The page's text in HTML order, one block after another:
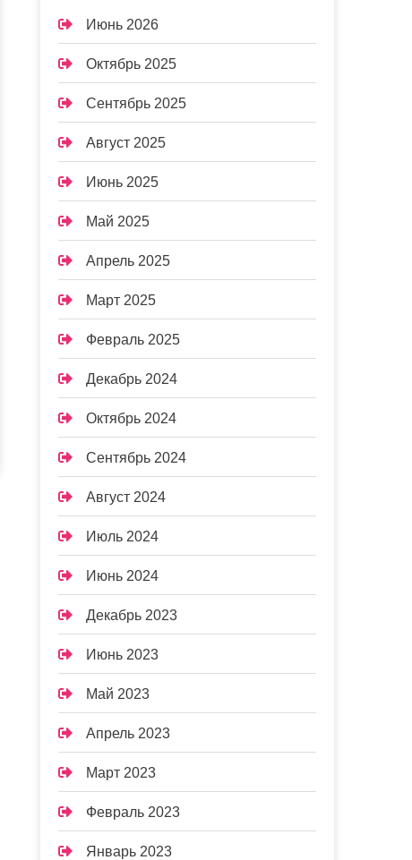
Июнь 2026
Октябрь 2025
Сентябрь 2025
Август 2025
Июнь 2025
Май 2025
Апрель 2025
Март 2025
Февраль 2025
Декабрь 2024
Октябрь 2024
Сентябрь 2024
Август 2024
Июль 2024
Июнь 2024
Декабрь 2023
Июнь 2023
Май 2023
Апрель 2023
Март 2023
Февраль 2023
Январь 2023